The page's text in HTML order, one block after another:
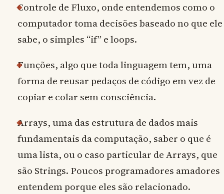
Controle de Fluxo, onde entendemos como o
computador toma decisões baseado no que ele
sabe, o simples “if” e loops.
Funções, algo que toda linguagem tem, uma
forma de reusar pedaços de código em vez de
copiar e colar sem consciência.
Arrays, uma das estrutura de dados mais
fundamentais da computação, saber o que é
uma lista, ou o caso particular de Arrays, que
são Strings. Poucos programadores amadores
entendem porque eles são relacionado.